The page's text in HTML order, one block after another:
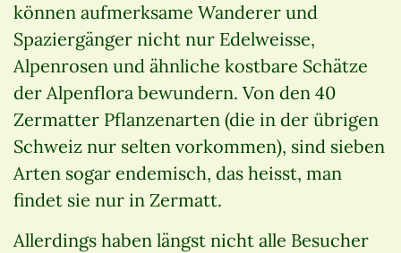
können aufmerksame Wanderer und
Spaziergänger nicht nur Edelweisse,
Alpenrosen und ähnliche kostbare Schätze
der Alpenflora bewundern. Von den 40
Zermatter Pflanzenarten (die in der übrigen
Schweiz nur selten vorkommen), sind sieben
Arten sogar endemisch, das heisst, man
findet sie nur in Zermatt.
Allerdings haben längst nicht alle Besucher